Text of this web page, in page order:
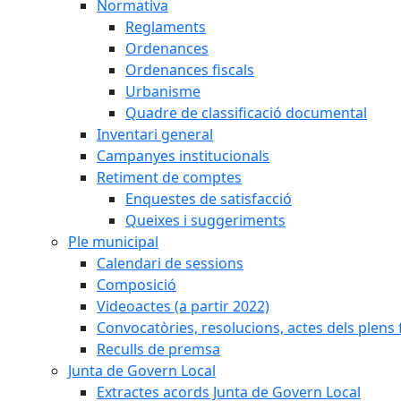
Normativa
Reglaments
Ordenances
Ordenances fiscals
Urbanisme
Quadre de classificació documental
Inventari general
Campanyes institucionals
Retiment de comptes
Enquestes de satisfacció
Queixes i suggeriments
Ple municipal
Calendari de sessions
Composició
Videoactes (a partir 2022)
Convocatòries, resolucions, actes dels plens
Reculls de premsa
Junta de Govern Local
Extractes acords Junta de Govern Local